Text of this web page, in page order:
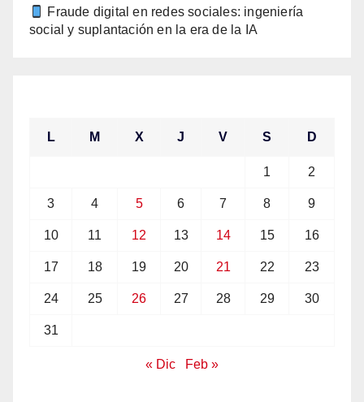
Fraude digital en redes sociales: ingeniería
social y suplantación en la era de la IA
L M X J V S D
1 2
3 4 5 6 7 8 9
10 11 12 13 14 15 16
17 18 19 20 21 22 23
24 25 26 27 28 29 30
31
« Dic Feb »